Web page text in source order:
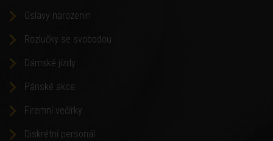
Oslavy narozenin
Rozlučky se svobodou
Dámské jízdy
Pánské akce
Firemní večírky
Diskrétní personál